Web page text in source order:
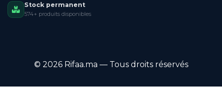
Stock permanent
574+ produits disponibles
© 2026 Rifaa.ma — Tous droits réservés